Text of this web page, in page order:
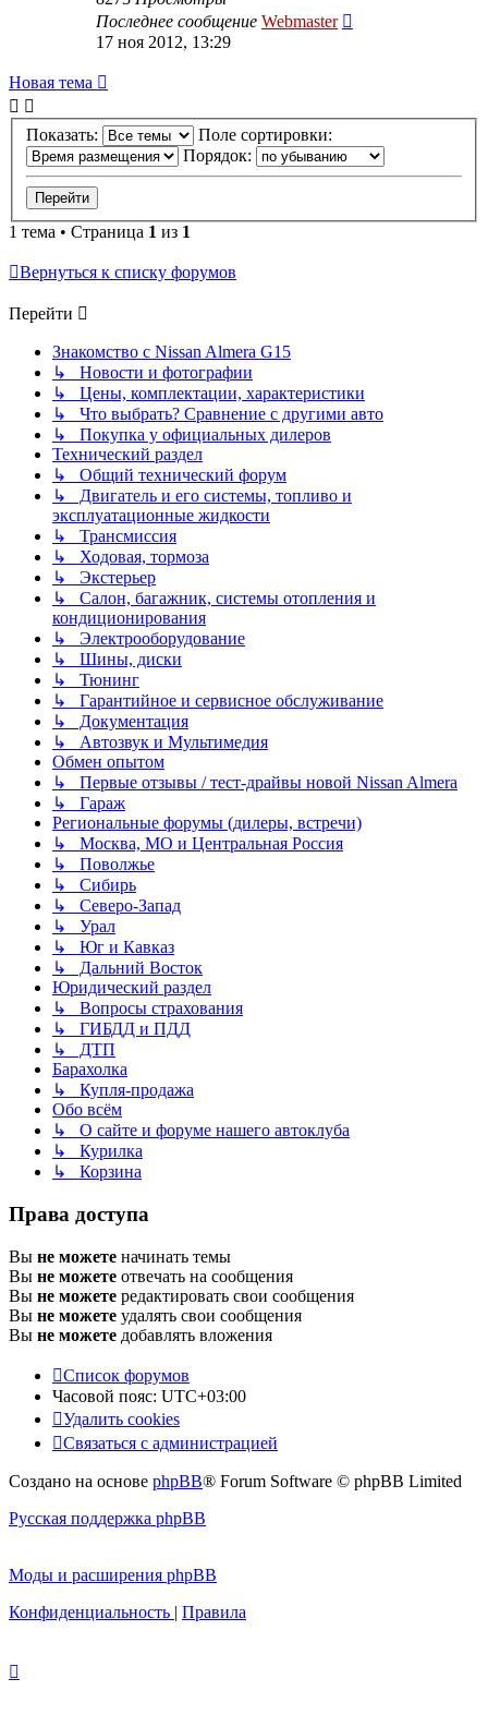
Последнее сообщение Webmaster
17 ноя 2012, 13:29
Новая тема
Показать:
Поле сортировки:
Порядок:
1 тема • Страница 1 из 1
Вернуться к списку форумов
Перейти
Знакомство с Nissan Almera G15
↳ Новости и фотографии
↳ Цены, комплектации, характеристики
↳ Что выбрать? Сравнение с другими авто
↳ Покупка у официальных дилеров
Технический раздел
↳ Общий технический форум
↳ Двигатель и его системы, топливо и
эксплуатационные жидкости
↳ Трансмиссия
↳ Ходовая, тормоза
↳ Экстерьер
↳ Салон, багажник, системы отопления и
кондиционирования
↳ Электрооборудование
↳ Шины, диски
↳ Тюнинг
↳ Гарантийное и сервисное обслуживание
↳ Документация
↳ Автозвук и Мультимедия
Обмен опытом
↳ Первые отзывы / тест-драйвы новой Nissan Almera
↳ Гараж
Региональные форумы (дилеры, встречи)
↳ Москва, МО и Центральная Россия
↳ Поволжье
↳ Сибирь
↳ Северо-Запад
↳ Урал
↳ Юг и Кавказ
↳ Дальний Восток
Юридический раздел
↳ Вопросы страхования
↳ ГИБДД и ПДД
↳ ДТП
Барахолка
↳ Купля-продажа
Обо всём
↳ О сайте и форуме нашего автоклуба
↳ Курилка
↳ Корзина
Права доступа
Вы не можете начинать темы
Вы не можете отвечать на сообщения
Вы не можете редактировать свои сообщения
Вы не можете удалять свои сообщения
Вы не можете добавлять вложения
Список форумов
Часовой пояс: UTC+03:00
Удалить cookies
Связаться с администрацией
Создано на основе phpBB® Forum Software © phpBB Limited
Русская поддержка phpBB
Моды и расширения phpBB
Конфиденциальность | Правила